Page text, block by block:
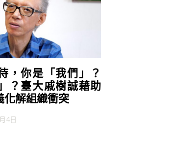
，你是「我們」？
？臺大戚樹誠藉助
化解組織衝突
4日